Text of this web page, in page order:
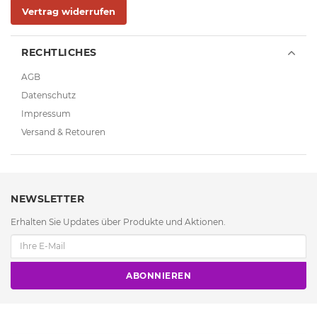
Vertrag widerrufen
RECHTLICHES
AGB
Datenschutz
Impressum
Versand & Retouren
NEWSLETTER
Erhalten Sie Updates über Produkte und Aktionen.
ABONNIEREN